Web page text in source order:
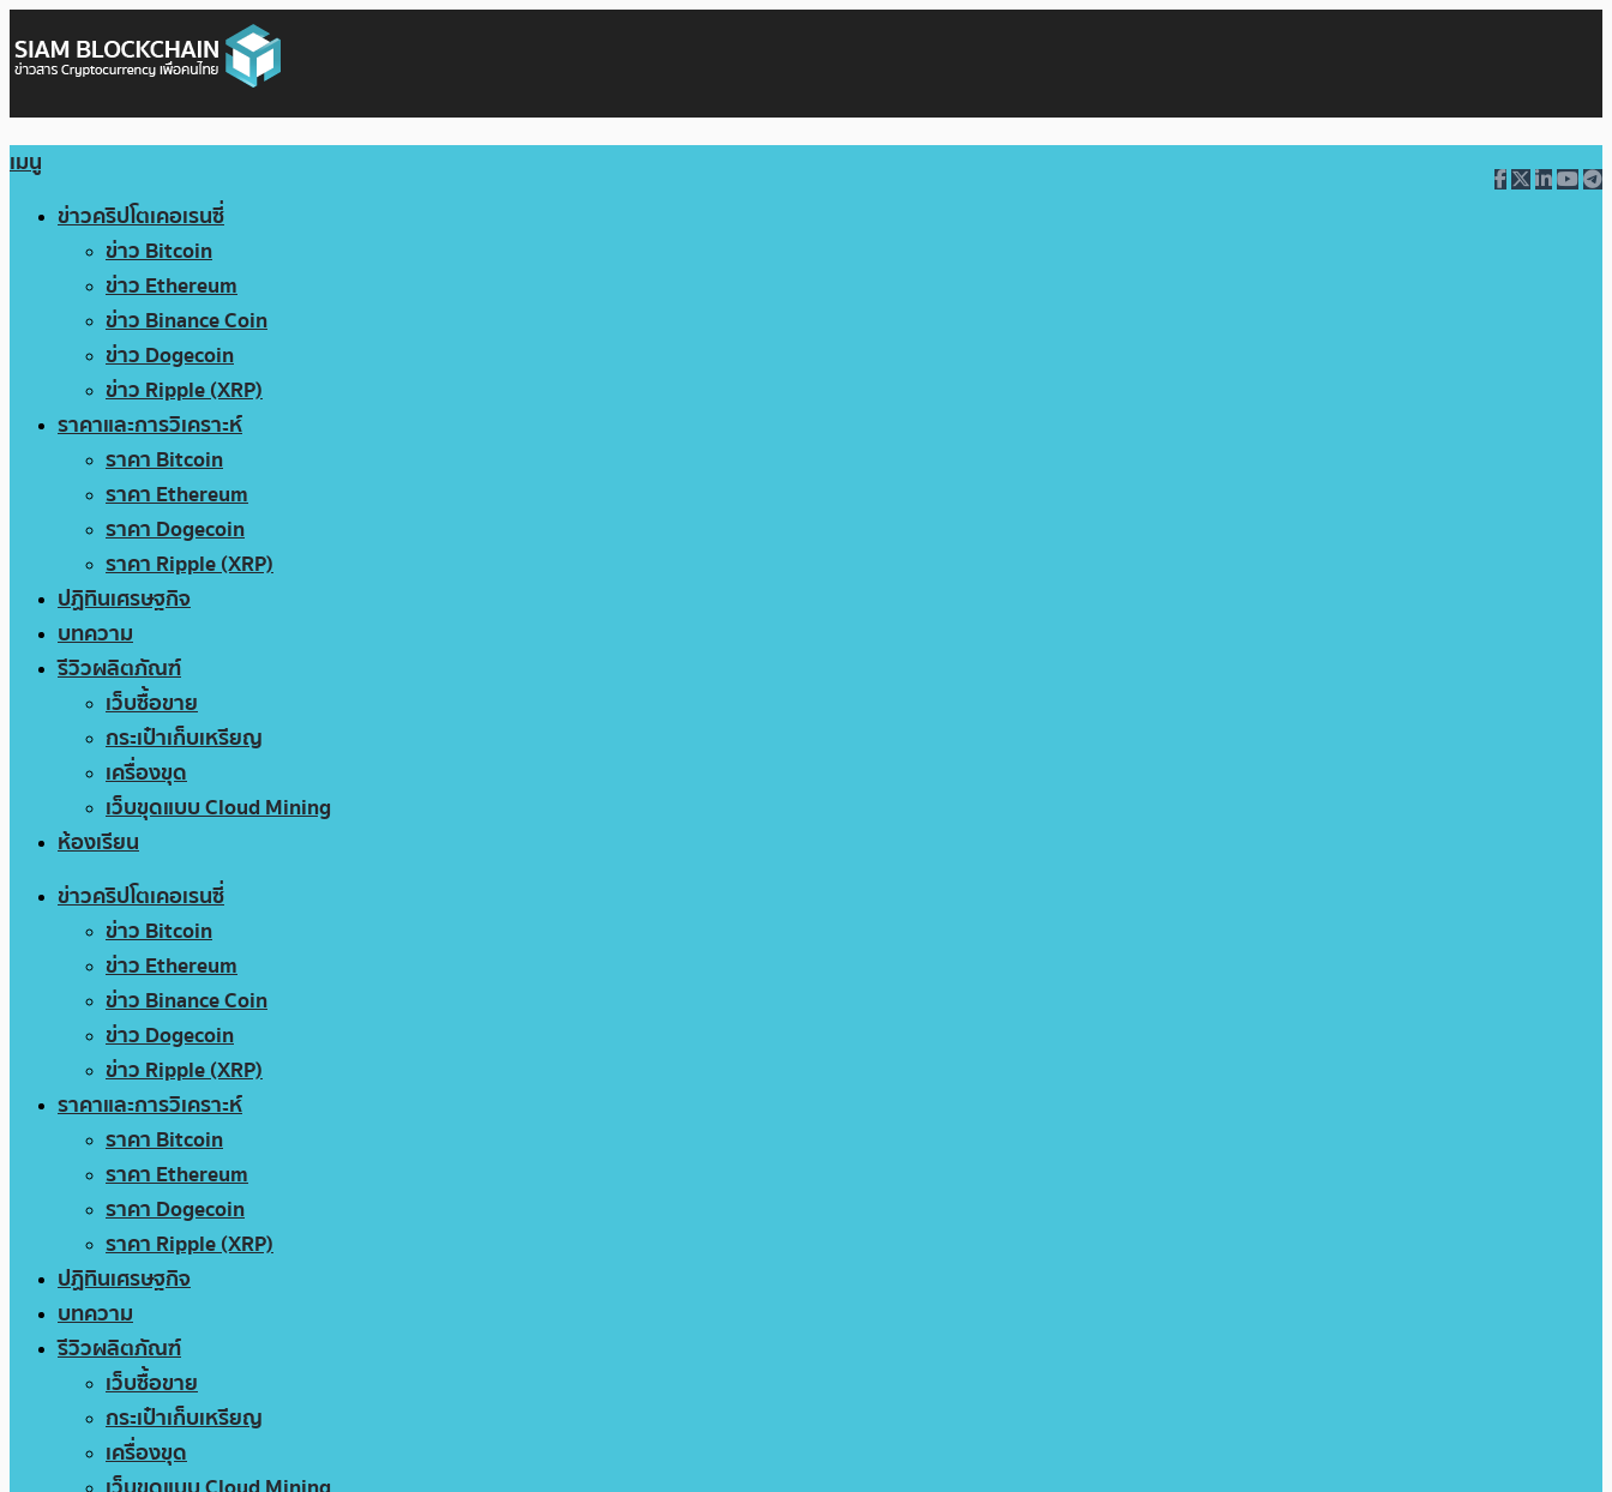
เมนู
ข่าวคริปโตเคอเรนซี่
ข่าว Bitcoin
ข่าว Ethereum
ข่าว Binance Coin
ข่าว Dogecoin
ข่าว Ripple (XRP)
ราคาและการวิเคราะห์
ราคา Bitcoin
ราคา Ethereum
ราคา Dogecoin
ราคา Ripple (XRP)
ปฏิทินเศรษฐกิจ
บทความ
รีวิวผลิตภัณฑ์
เว็บซื้อขาย
กระเป๋าเก็บเหรียญ
เครื่องขุด
เว็บขุดแบบ Cloud Mining
ห้องเรียน
ข่าวคริปโตเคอเรนซี่
ข่าว Bitcoin
ข่าว Ethereum
ข่าว Binance Coin
ข่าว Dogecoin
ข่าว Ripple (XRP)
ราคาและการวิเคราะห์
ราคา Bitcoin
ราคา Ethereum
ราคา Dogecoin
ราคา Ripple (XRP)
ปฏิทินเศรษฐกิจ
บทความ
รีวิวผลิตภัณฑ์
เว็บซื้อขาย
กระเป๋าเก็บเหรียญ
เครื่องขุด